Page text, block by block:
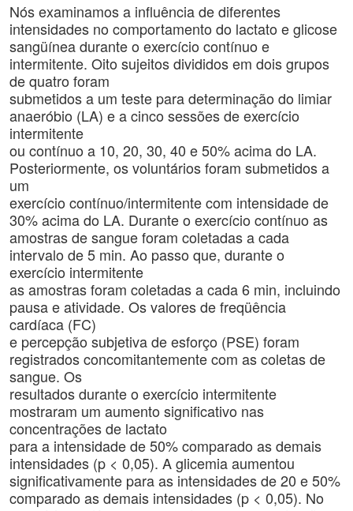
Nós examinamos a influência de diferentes
intensidades no comportamento do lactato e glicose
sangüínea durante o exercício contínuo e
intermitente. Oito sujeitos divididos em dois grupos
de quatro foram
submetidos a um teste para determinação do limiar
anaeróbio (LA) e a cinco sessões de exercício
intermitente
ou contínuo a 10, 20, 30, 40 e 50% acima do LA.
Posteriormente, os voluntários foram submetidos a
um
exercício contínuo/intermitente com intensidade de
30% acima do LA. Durante o exercício contínuo as
amostras de sangue foram coletadas a cada
intervalo de 5 min. Ao passo que, durante o
exercício intermitente
as amostras foram coletadas a cada 6 min, incluindo
pausa e atividade. Os valores de freqüência
cardíaca (FC)
e percepção subjetiva de esforço (PSE) foram
registrados concomitantemente com as coletas de
sangue. Os
resultados durante o exercício intermitente
mostraram um aumento significativo nas
concentrações de lactato
para a intensidade de 50% comparado as demais
intensidades (p < 0,05). A glicemia aumentou
significativamente para as intensidades de 20 e 50%
comparado as demais intensidades (p < 0,05). No